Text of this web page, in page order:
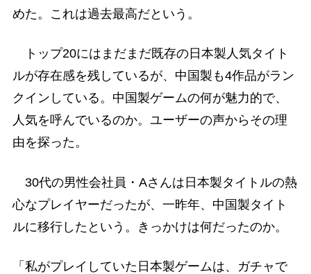
めた。これは過去最高だという。
トップ20にはまだまだ既存の日本製人気タイト
ルが存在感を残しているが、中国製も4作品がラン
クインしている。中国製ゲームの何が魅力的で、
人気を呼んでいるのか。ユーザーの声からその理
由を探った。
30代の男性会社員・Aさんは日本製タイトルの熱
心なプレイヤーだったが、一昨年、中国製タイト
ルに移行したという。きっかけは何だったのか。
「私がプレイしていた日本製ゲームは、ガチャで